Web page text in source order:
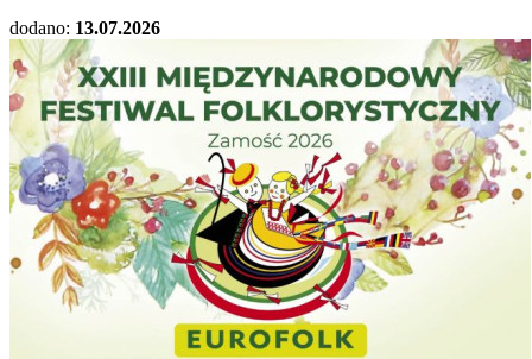
dodano: 13.07.2026